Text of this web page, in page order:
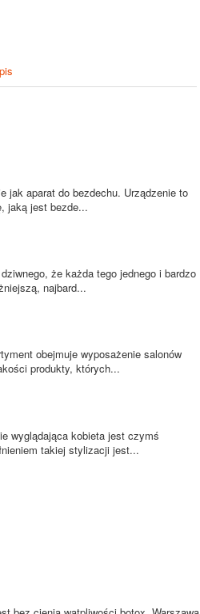
jak aparat do bezdechu. Urządzenie to
jaką jest bezde...
że każda tego jednego i bardzo
najbard...
obejmuje wyposażenie salonów
produkty, których...
wyglądająca kobieta jest czymś
takiej stylizacji jest...